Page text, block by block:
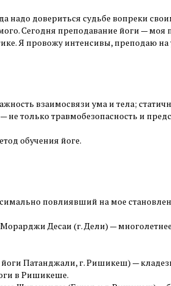
надо довериться судьбе вопреки
Сегодня преподавание йоги — моя
Я провожу интенсивы, преподаю на
взаимосвязи ума и тела;
только травмобезопасность и
обучения йоге.
повлиявший на мое
Десаи (г. Дели) —
Патанджали, г. Ришикеш) —
в Ришикеше.